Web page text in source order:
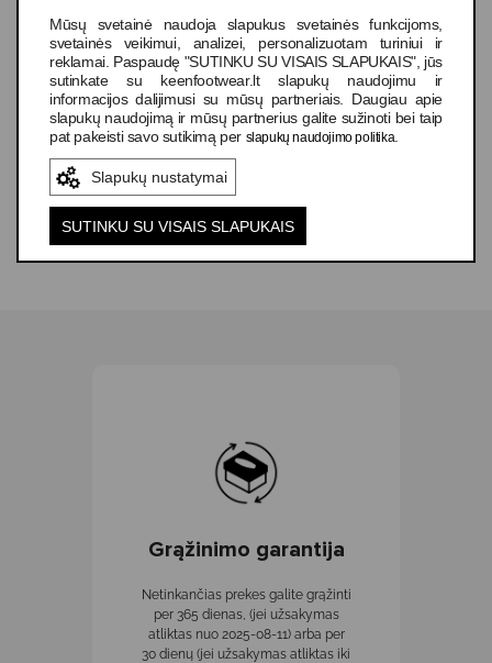
Mūsų svetainė naudoja slapukus svetainės funkcijoms,
svetainės veikimui, analizei, personalizuotam turiniui ir
reklamai. Paspaudę "SUTINKU SU VISAIS SLAPUKAIS", jūs
sutinkate su keenfootwear.lt slapukų naudojimu ir
informacijos dalijimusi su mūsų partneriais. Daugiau apie
slapukų naudojimą ir mūsų partnerius galite sužinoti bei taip
pat pakeisti savo sutikimą per slapukų naudojimo politika
Slapukų nustatymai
SUTINKU SU VISAIS SLAPUKAIS
6 spalvų
Keen Astoria West
Sandal Women's
49,99 €
8 spalvų
Keen Newport H2
Men's
4.7
Grąžinimo garantija
Netinkančias prekes galite grąžinti
per 365 dienas, (jei užsakymas
atliktas nuo 2025-08-11) arba per
30 dienų (jei užsakymas atliktas iki